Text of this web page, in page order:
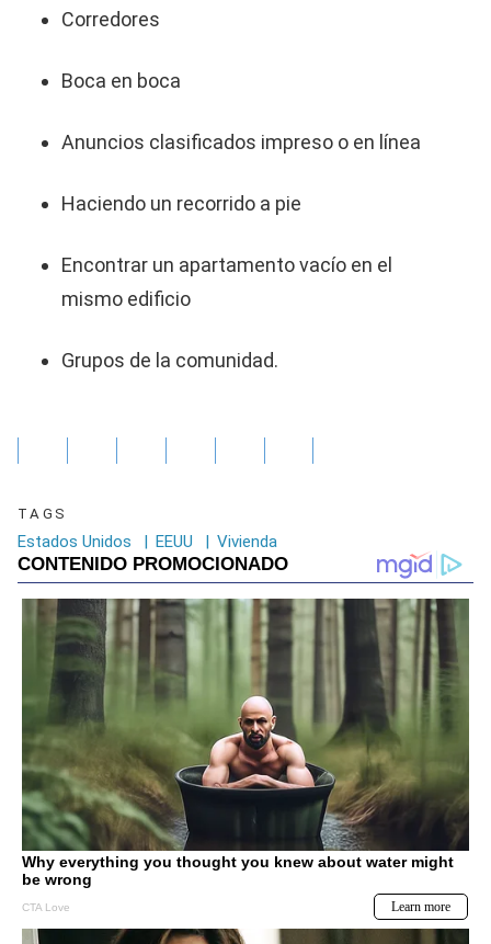
Corredores
Boca en boca
Anuncios clasificados impreso o en línea
Haciendo un recorrido a pie
Encontrar un apartamento vacío en el
mismo edificio
Grupos de la comunidad.
TAGS
Estados Unidos | EEUU | Vivienda